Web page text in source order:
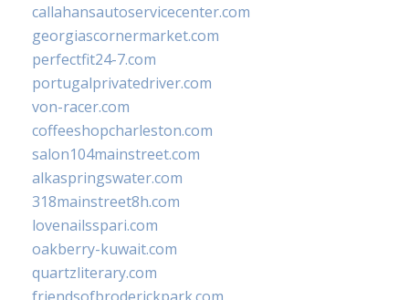
callahansautoservicecenter.com
georgiascornermarket.com
perfectfit24-7.com
portugalprivatedriver.com
von-racer.com
coffeeshopcharleston.com
salon104mainstreet.com
alkaspringswater.com
318mainstreet8h.com
lovenailsspari.com
oakberry-kuwait.com
quartzliterary.com